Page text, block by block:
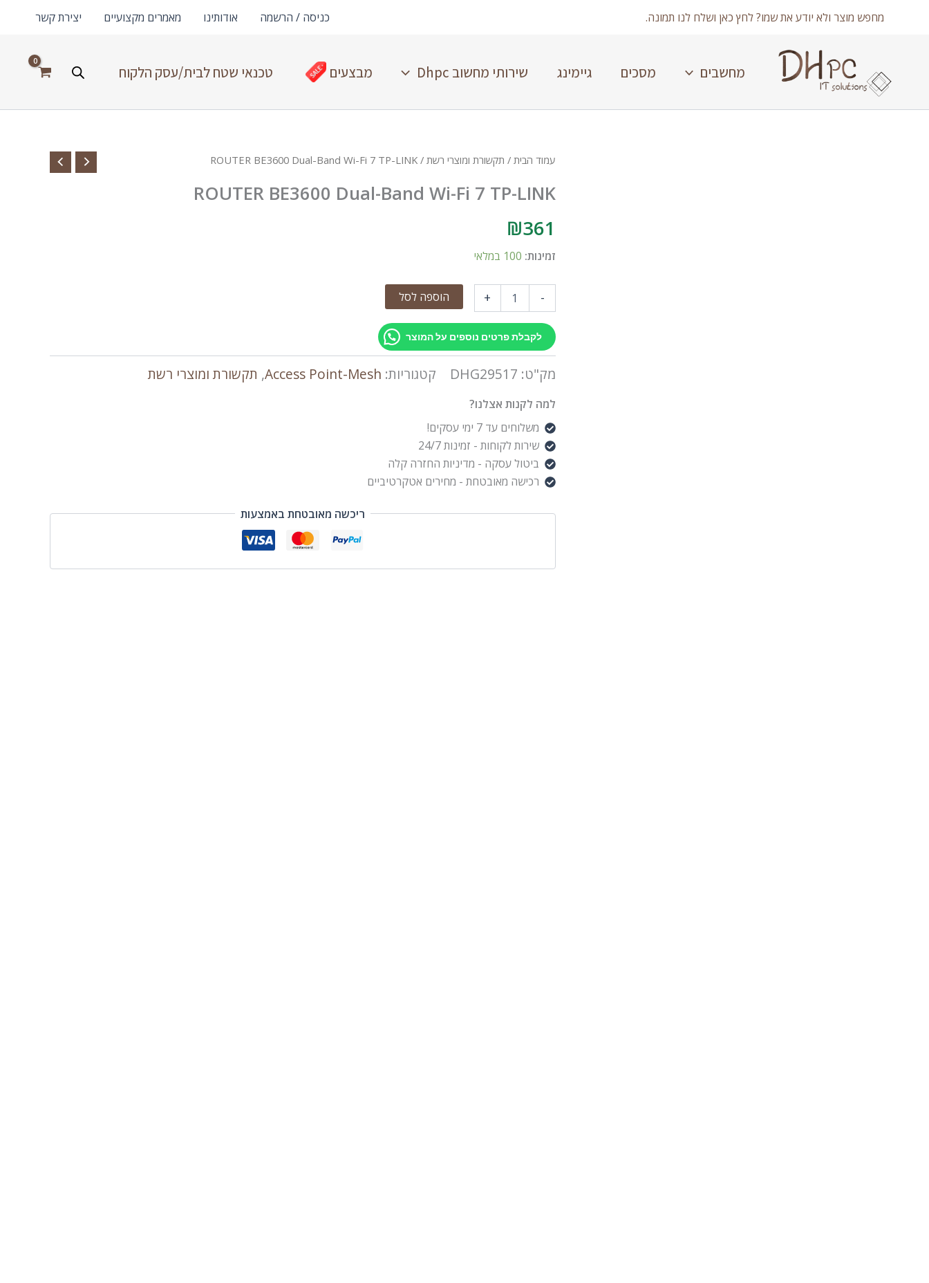
מחפש מוצר ולא יודע את שמו? לחץ כאן ושלח לנו תמונה. כניסה / הרשמה אודותינו מאמרים מקצועיים יצירת קשר
מחשבים מסכים גיימינג שירותי מחשוב Dhpc מבצעים טכנאי שטח לבית/עסק הלקוח
עמוד הבית / תקשורת ומוצרי רשת / ROUTER BE3600 Dual-Band Wi-Fi 7 TP-LINK
ROUTER BE3600 Dual-Band Wi-Fi 7 TP-LINK
₪361
זמינות: 100 במלאי
-
+ הוספה לסל
לקבלת פרטים נוספים על המוצר
מק"ט: DHG29517 קטגוריות: Access Point-Mesh
, תקשורת ומוצרי רשת
למה לקנות אצלנו?
משלוחים עד 7 ימי עסקים!
שירות לקוחות - זמינות 24/7
ביטול עסקה - מדיניות החזרה קלה
רכישה מאובטחת - מחירים אטקרטיביים
ריכשה מאובטחת באמצעות